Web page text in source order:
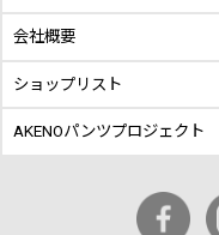
会社概要
ショップリスト
AKENOパンツプロジェクト